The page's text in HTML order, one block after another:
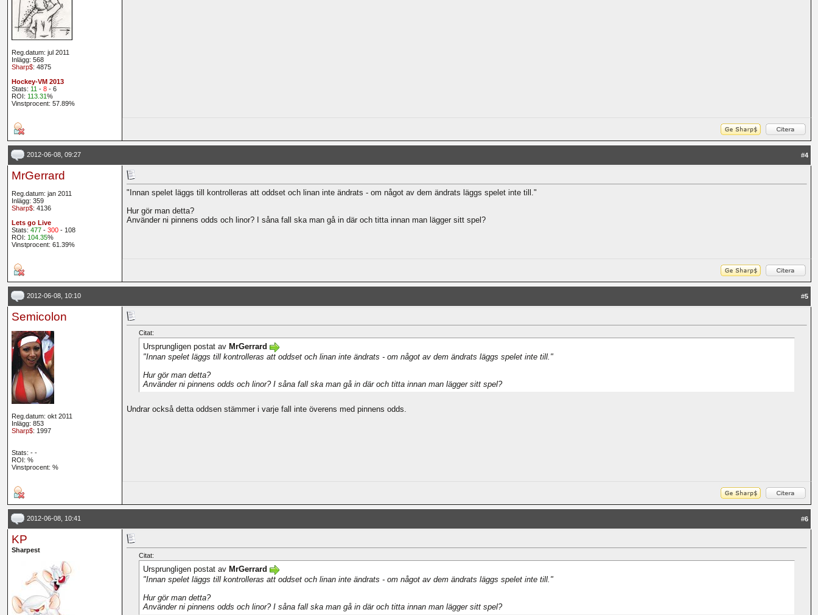
Reg.datum: jul 2011
Inlägg: 568
Sharp$: 4875
Hockey-VM 2013
Stats: 11 - 8- 6
ROI: 113.31%
Vinstprocent: 57.89%
2012-06-08, 09:27 #4
MrGerrard
Reg.datum: jan 2011
Inlägg: 359
Sharp$: 4136
Lets go Live
Stats: 477- 300- 108
ROI: 104.35%
Vinstprocent: 61.39%
"Innan spelet läggs till kontrolleras att oddset och linan inte ändrats - om något av dem ändrats läggs spelet inte till."
Hur gör man detta?
Använder ni pinnens odds och linor? I såna fall ska man gå in där och titta innan man lägger sitt spel?
2012-06-08, 10:10 #5
Semicolon
Reg.datum: okt 2011
Inlägg: 853
Sharp$: 1997
Stats: - -
ROI: %
Vinstprocent: %
Citat:
Ursprungligen postat av MrGerrard
"Innan spelet läggs till kontrolleras att oddset och linan inte ändrats - om något av dem ändrats läggs spelet inte till."
Hur gör man detta?
Använder ni pinnens odds och linor? I såna fall ska man gå in där och titta innan man lägger sitt spel?
Undrar också detta oddsen stämmer i varje fall inte överens med pinnens odds.
2012-06-08, 10:41 #6
KP
Sharpest
Citat:
Ursprungligen postat av MrGerrard
"Innan spelet läggs till kontrolleras att oddset och linan inte ändrats - om något av dem ändrats läggs spelet inte till."
Hur gör man detta?
Använder ni pinnens odds och linor? I såna fall ska man gå in där och titta innan man lägger sitt spel?